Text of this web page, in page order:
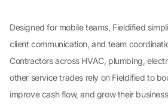
Designed for mobile teams, Fieldified
client communication, and team
Contractors across HVAC, plumbing,
other service trades rely on Fieldified to
improve cash flow, and grow their